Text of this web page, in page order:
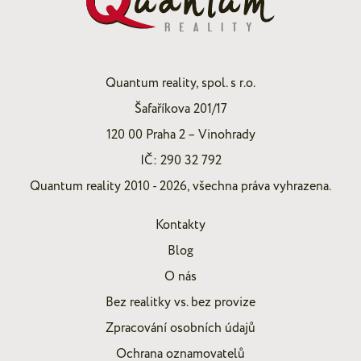
Quantum reality, spol. s r.o.
Šafaříkova 201/17
120 00 Praha 2 – Vinohrady
IČ: 290 32 792
Quantum reality 2010 - 2026, všechna práva vyhrazena.
Kontakty
Blog
O nás
Bez realitky vs. bez provize
Zpracování osobních údajů
Ochrana oznamovatelů